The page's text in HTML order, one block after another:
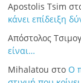
Apostolis Tsim
κάνει επίδειξη
Απόστολος
είναι…
Mihalatou στοΟ